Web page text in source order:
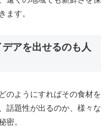
ます。
アを出せるのも人
のようにすればその食材を
話題性が出るのか、様々な
密。